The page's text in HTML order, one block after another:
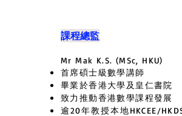
課程總監
Mr Mak K.S. (MSc, HKU)
首席碩士級數學講師
畢業於香港大學及皇仁書院
致力推動香港數學課程發展
逾20年教授本地HKCEE/